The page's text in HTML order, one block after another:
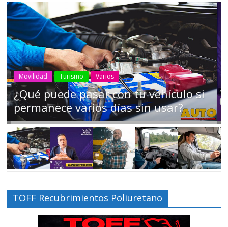
AEADE Industria Motociclismo Motos Movilidad
Campaña busca cambiar destino de
los motociclistas en la región
TOFF Recubrimientos Poliuretano